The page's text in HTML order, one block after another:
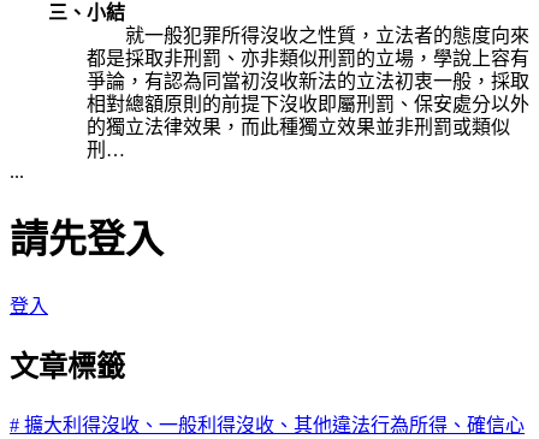
三、小結
就一般犯罪所得沒收之性質，立法者的態度向來
都是採取非刑罰、亦非類似刑罰的立場，學說上容有
爭論，有認為同當初沒收新法的立法初衷一般，採取
相對總額原則的前提下沒收即屬刑罰、保安處分以外
的獨立法律效果，而此種獨立效果並非刑罰或類似
刑…
...
請先登入
登入
文章標籤
# 擴大利得沒收、一般利得沒收、其他違法行為所得、確信心